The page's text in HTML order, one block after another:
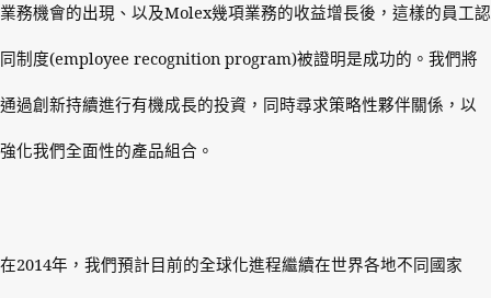
業務機會的出現、以及Molex幾項業務的收益增長後，這樣的員工認
同制度(employee recognition program)被證明是成功的。我們將
通過創新持續進行有機成長的投資，同時尋求策略性夥伴關係，以
強化我們全面性的產品組合。
在2014年，我們預計目前的全球化進程繼續在世界各地不同國家